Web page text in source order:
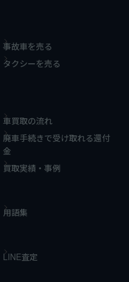
事故車を売る
タクシーを売る
車買取の流れ
廃車手続きで受け取れる還付
金
買取実績・事例
用語集
LINE査定